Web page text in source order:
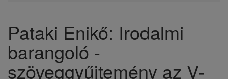
Pataki Enikő: Irodalmi
barangoló -
szöveggyűjtemény az V-